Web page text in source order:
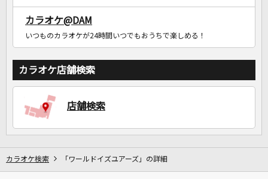
カラオケ@DAM
いつものカラオケが24時間いつでもおうちで楽しめる！
カラオケ店舗検索
店舗検索
カラオケ検索 「ワールドイズユアーズ」の詳細